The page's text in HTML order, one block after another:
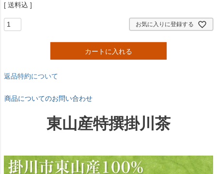
送料込
お気に入りに登録する
カートに入れる
返品特約について
商品についてのお問い合わせ
東山産特撰掛川茶